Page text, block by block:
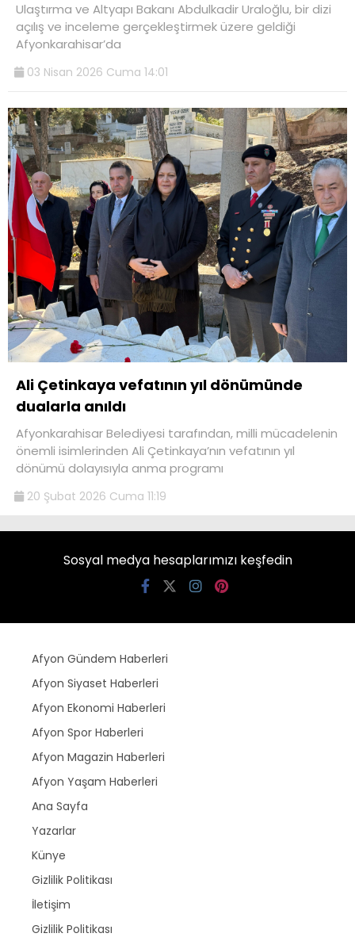
Ulaştırma ve Altyapı Bakanı Abdulkadir Uraloğlu, bir dizi
açılış ve inceleme gerçekleştirmek üzere geldiği
Afyonkarahisar’da
03 Nisan 2026 Cuma 14:01
Ali Çetinkaya vefatının yıl dönümünde
dualarla anıldı
Afyonkarahisar Belediyesi tarafından, milli mücadelenin
önemli isimlerinden Ali Çetinkaya’nın vefatının yıl
dönümü dolayısıyla anma programı
20 Şubat 2026 Cuma 11:19
Sosyal medya hesaplarımızı keşfedin
Afyon Gündem Haberleri
Afyon Siyaset Haberleri
Afyon Ekonomi Haberleri
Afyon Spor Haberleri
Afyon Magazin Haberleri
Afyon Yaşam Haberleri
Ana Sayfa
Yazarlar
Künye
Gizlilik Politikası
İletişim
Gizlilik Politikası